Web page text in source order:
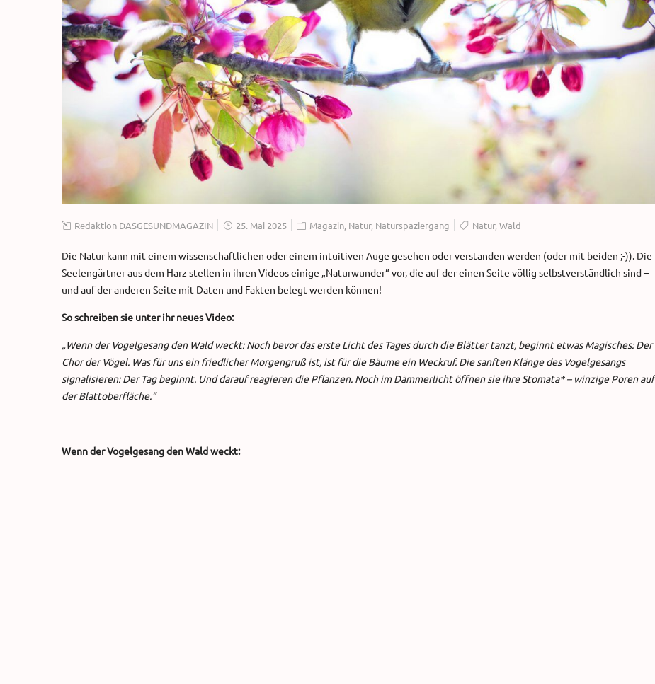
Redaktion DASGESUNDMAGAZIN 25. Mai 2025 Magazin, Natur, Naturspaziergang Natur,Wald
Die Natur kann mit einem wissenschaftlichen oder einem intuitiven Auge gesehen oder verstanden werden (oder mit beiden ;-)). Die
Seelengärtner aus dem Harz stellen in ihren Videos einige „Naturwunder“ vor, die auf der einen Seite völlig selbstverständlich sind –
und auf der anderen Seite mit Daten und Fakten belegt werden können!
So schreiben sie unter ihr neues Video:
„Wenn der Vogelgesang den Wald weckt: Noch bevor das erste Licht des Tages durch die Blätter tanzt, beginnt etwas Magisches: Der
Chor der Vögel. Was für uns ein friedlicher Morgengruß ist, ist für die Bäume ein Weckruf. Die sanften Klänge des Vogelgesangs
signalisieren: Der Tag beginnt. Und darauf reagieren die Pflanzen. Noch im Dämmerlicht öffnen sie ihre Stomata* – winzige Poren auf
der Blattoberfläche.“
Wenn der Vogelgesang den Wald weckt: